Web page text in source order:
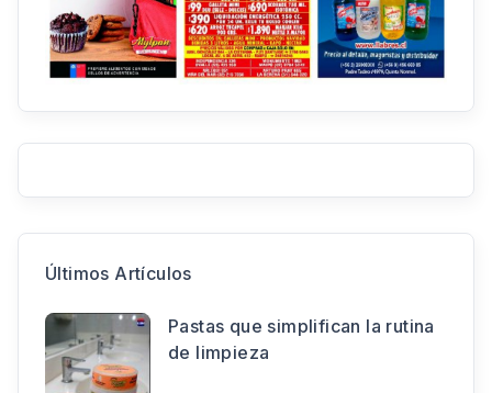
Últimos Artículos
Pastas que simplifican la rutina
de limpieza